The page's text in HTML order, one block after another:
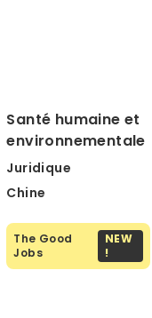
Santé humaine et
environnementale
Juridique
Chine
The Good
Jobs
NEW
!